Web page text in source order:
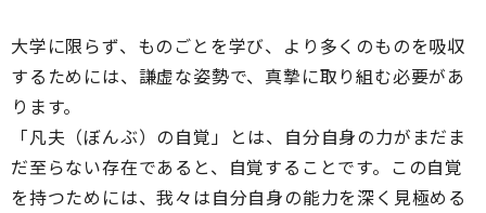
大学に限らず、ものごとを学び、より多くのものを吸収
するためには、謙虚な姿勢で、真摯に取り組む必要があ
ります。
「凡夫（ぼんぶ）の自覚」とは、自分自身の力がまだま
だ至らない存在であると、自覚することです。この自覚
を持つためには、我々は自分自身の能力を深く見極める